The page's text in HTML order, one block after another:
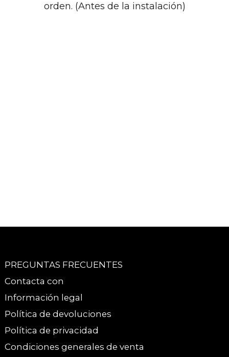
orden. (Antes de la instalación)
PREGUNTAS FRECUENTES
Contacta con
Información legal
Política de devoluciones
Política de privacidad
Condiciones generales de venta